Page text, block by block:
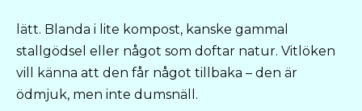
lätt. Blanda i lite kompost, kanske gammal
stallgödsel eller något som doftar natur. Vitlöken
vill känna att den får något tillbaka – den är
ödmjuk, men inte dumsnäll.